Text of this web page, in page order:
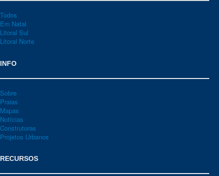
Todos
Em Natal
Litoral Sul
Litoral Norte
INFO
Sobre
Praias
Mapas
Notícias
Construtoras
Projetos Urbanos
RECURSOS